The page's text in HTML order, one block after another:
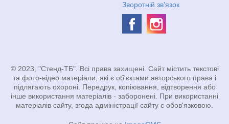
Зворотній зв'язок
© 2023, "Стенд-ТБ". Всі права захищені. Сайт містить текстові
та фото-відео матеріали, які є об'єктами авторського права і
підлягають охороні. Передрук, копіювання, відтворення або
інше використання матеріалів - заборонені. При використанні
матеріалів сайту, згода адміністрації сайту є обов'язковою.